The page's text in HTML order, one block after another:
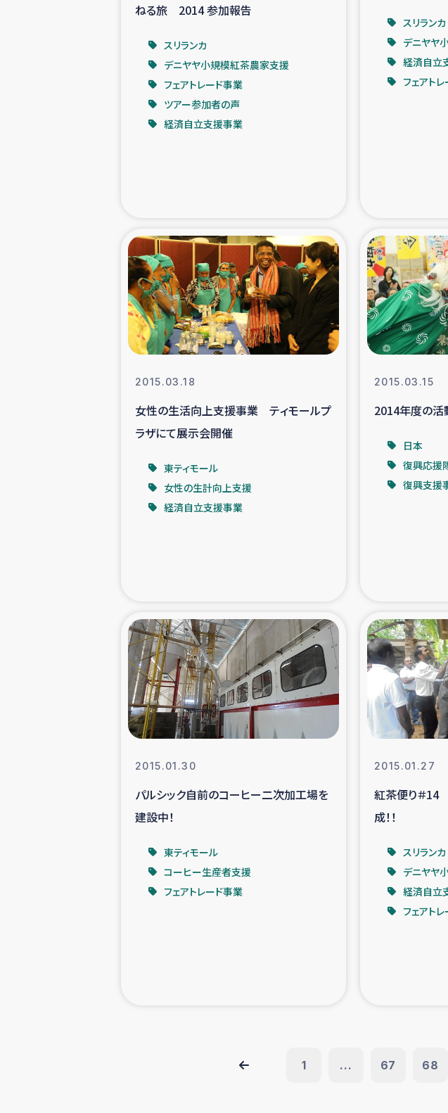
国内避難民への物資配付および教育支援
タイ国境ミャンマー移民子ども支援
レバノンでのシリア難民への食糧・越冬支援
石巻市街地在宅被災者支援
仮設住宅生活支援・農業復興支援
インターン・ボランティア日誌
居場所づくり
ガザ地区における被災住民への緊急支援
ふりかけ普及と食生活改善による栄養改善事業
コーヒー生産者支援
ベイルート大規模爆発被災者支援
アグロフォレストリー（カカオ）事業
ねる旅 2014 参加報告
スリランカ
デニヤヤ小規模紅茶農家支援
フェアトレード事業
ツアー参加者の声
経済自立支援事業
スリランカ
デニヤヤ
経済自立
フェアト
2015.03.18
女性の生活向上支援事業 ティモールプ
ラザにて展示会開催
東ティモール
女性の生計向上支援
経済自立支援事業
2015.03.15
2014年度の活
日本
復興応援
復興支援
2015.01.30
パルシック自前のコーヒー二次加工場を
建設中！
東ティモール
コーヒー生産者支援
フェアトレード事業
2015.01.27
紅茶便り＃14
成！！
スリランカ
デニヤヤ
経済自立
フェアト
1 ... 67 68